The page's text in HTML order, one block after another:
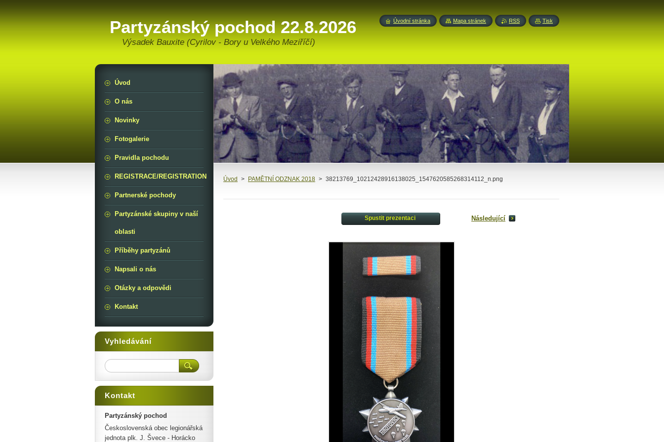
Partyzánský pochod 22.8.2026
Výsadek Bauxite (Cyrilov - Bory u Velkého Meziříčí)
Úvod > PAMĚTNÍ ODZNAK 2018 > 38213769_10212428916138025_1547620585268314112_n.png
Spustit prezentaci Následující
Úvod
O nás
Novinky
Fotogalerie
Pravidla pochodu
REGISTRACE/REGISTRATION
Partnerské pochody
Partyzánské skupiny v naší
oblasti
Příběhy partyzánů
Napsali o nás
Otázky a odpovědi
Kontakt
Vyhledávání
Kontakt
Partyzánský pochod
Československá obec legionářská
jednota plk. J. Švece - Horácko
Úvodní stránka Mapa stránek RSS Tisk